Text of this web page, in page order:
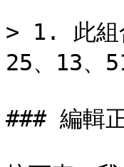
> 1. 此組
25、13、
### 編輯